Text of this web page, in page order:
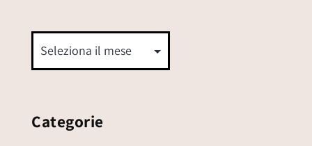
Categorie